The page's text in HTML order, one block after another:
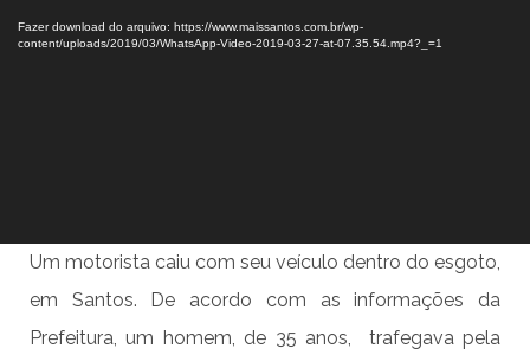
Fazer download do arquivo: https://www.maissantos.com.br/wp-
content/uploads/2019/03/WhatsApp-Video-2019-03-27-at-07.35.54.mp4?_=1
Um motorista caiu com seu veículo dentro do esgoto,
em Santos. De acordo com as informações da
Prefeitura, um homem, de 35 anos, trafegava pela